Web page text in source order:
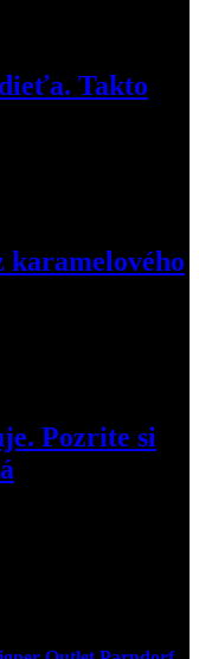
Takto
karamelového
Pozrite si